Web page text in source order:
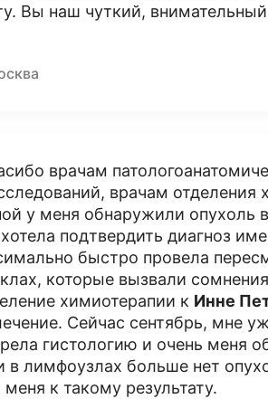
Вы наш чуткий,
врачам
врачам отделения
у меня обнаружили опухоль
подтвердить диагноз
быстро провела
которые вызвали
химиотерапии к Инне
Сейчас сентябрь, мне
гистологию и очень меня
лимфоузлах больше нет
к такому результату.